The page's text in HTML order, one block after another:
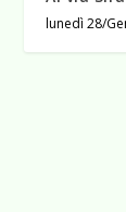
lunedì 28/